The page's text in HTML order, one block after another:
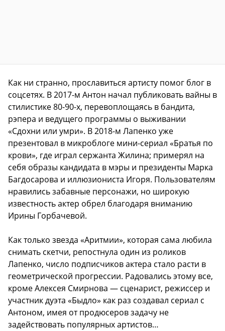
Как ни странно, прославиться артисту помог блог в
соцсетях. В 2017-м Антон начал публиковать вайны в
стилистике 80-90-х, перевоплощаясь в бандита,
рэпера и ведущего программы о выживании
«Сдохни или умри». В 2018-м Лапенко уже
презентовал в микроблоге мини-сериал «Братья по
крови», где играл сержанта Жилина; примерял на
себя образы кандидата в мэры и президенты Марка
Багдосарова и иллюзиониста Игоря. Пользователям
нравились забавные персонажи, но широкую
известность актер обрел благодаря вниманию
Ирины Горбачевой.
Как только звезда «Аритмии», которая сама любила
снимать скетчи, репостнула один из роликов
Лапенко, число подписчиков актера стало расти в
геометрической прогрессии. Радовались этому все,
кроме Алексея Смирнова — сценарист, режиссер и
участник дуэта «Быдло» как раз создавал сериал с
Антоном, имея от продюсеров задачу не
задействовать популярных артистов…